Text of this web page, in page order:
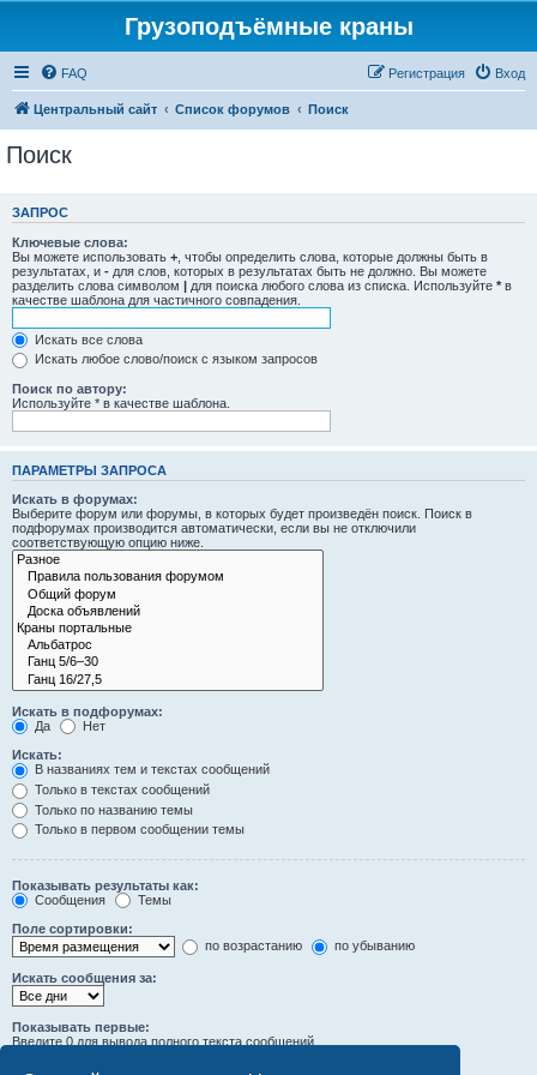
Грузоподъёмные краны
FAQ Вход
Регистрация
Центральный сайт Список форумов Поиск
Поиск
ЗАПРОС
Ключевые слова:
Вы можете использовать + , чтобы определить слова, которые должны быть в
результатах, и - для слов, которых в результатах быть не должно. Вы можете
разделить слова символом | для поиска любого слова из списка. Используйте * в
качестве шаблона для частичного совпадения.
Искать все слова
Искать любое слово/поиск с языком запросов
Поиск по автору:
Используйте * в качестве шаблона.
ПАРАМЕТРЫ ЗАПРОСА
Искать в форумах:
Выберите форум или форумы, в которых будет произведён поиск. Поиск в
подфорумах производится автоматически, если вы не отключили
соответствующую опцию ниже.
Искать в подфорумах:
Да
Нет
Искать:
В названиях тем и текстах сообщений
Только в текстах сообщений
Только по названию темы
Только в первом сообщении темы
Показывать результаты как:
Сообщения
Темы
Поле сортировки:
по возрастанию
по убыванию
Искать сообщения за:
Показывать первые:
Введите 0 для вывода полного текста сообщений.